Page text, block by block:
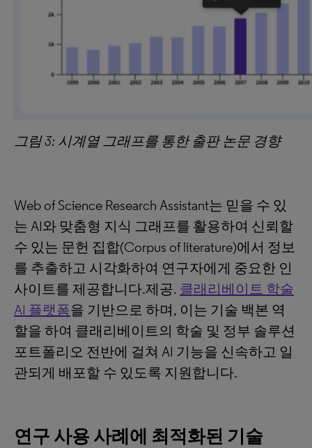
그림3: 시계열 그래프를 통한 출판 논문 경향
Web of Science Research Assistant는 믿을 수 있
는 AI와 맞춤형 지식 그래프를 활용하여 신뢰할
수 있는 문헌 집합(Corpus of literature)에서 정보
를 추출하고 시각화하여 연구자에게 중요한 인
사이트를 제공합니다.제공. 클래리베이트 학술
AI 플랫폼을 기반으로 하며, 이는 기술 백본 역
할을 하여 클래리베이트의 학술 및 정부 솔루션
포트폴리오 전반에 걸쳐 AI 기능을 신속하고 일
관되게 배포할 수 있도록 지원합니다.
연구 사용 사례에 최적화된 기술